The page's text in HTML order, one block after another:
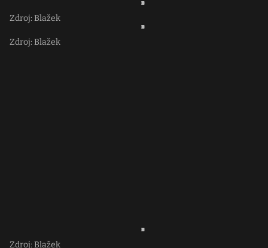
Zdroj: Blažek
Zdroj: Blažek
Zdroj: Blažek